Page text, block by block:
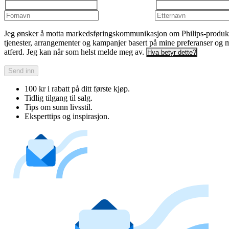
Jeg ønsker å motta markedsføringskommunikasjon om Philips-
tjenester, arrangementer og kampanjer basert på mine preferanser og
atferd. Jeg kan når som helst melde meg av. Hva betyr dette?
Send inn
100 kr i rabatt på ditt første kjøp.
Tidlig tilgang til salg.
Tips om sunn livsstil.
Eksperttips og inspirasjon.